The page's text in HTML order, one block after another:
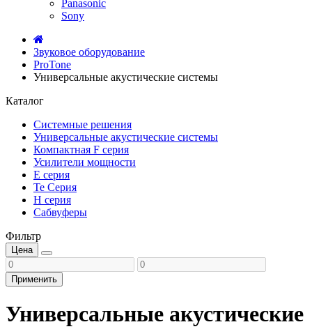
Panasonic
Sony
Звуковое оборудование
ProTone
Универсальные акустические системы
Каталог
Системные решения
Универсальные акустические системы
Компактная F серия
Усилители мощности
E серия
Te Серия
H серия
Сабвуферы
Фильтр
Цена
Применить
Универсальные акустические